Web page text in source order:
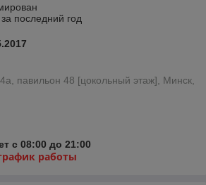
последний год
павильон 48 [цокольный этаж], Минск,
с 08:00 до 21:00
работы